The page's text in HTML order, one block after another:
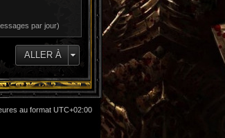
par jour)
ALLER À
au format UTC+02:00